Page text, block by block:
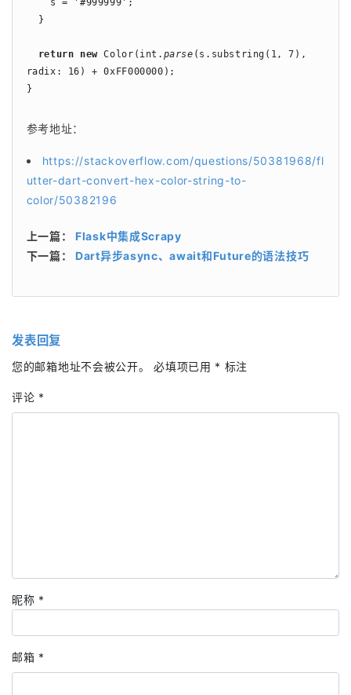
return new Color(int. parse (s.substring(1, 7),
radix: 16) + 0xFF000000);
}
参考地址：
https://stackoverflow.com/questions/50381968/fl
utter-dart-convert-hex-color-string-to-
color/50382196
上一篇： Flask中集成Scrapy
下一篇： Dart异步async、await和Future的语法技巧
发表回复
您的邮箱地址不会被公开。 必填项已用 * 标注
评论 *
昵称 *
邮箱 *